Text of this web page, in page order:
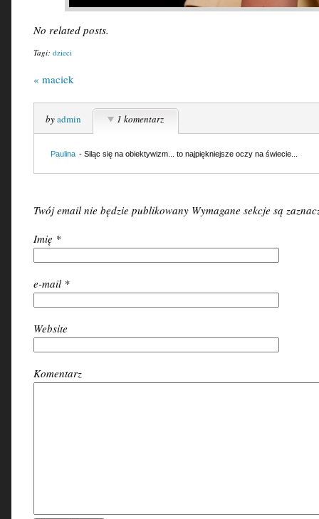
No related posts.
Tagi: dzieci
« maciek
byadmin 1 komentarz
Paulina - Siląc się na obiektywizm... to najpiękniejsze oczy na świecie...
Twój email nie będzie publikowany Wymagane sekcje są
Imię *
e-mail *
Website
Komentarz